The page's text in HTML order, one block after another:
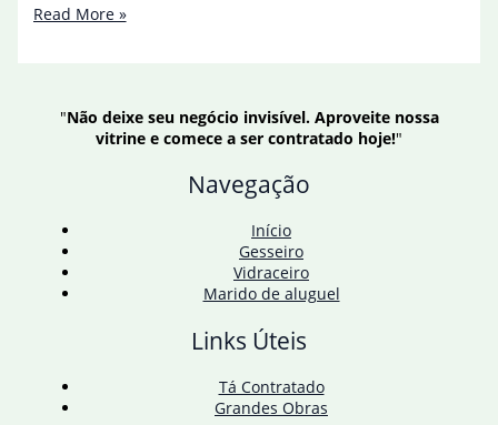
Lula
Read More »
"Não deixe seu negócio invisível. Aproveite nossa
vitrine e comece a ser contratado hoje!"
Navegação
Início
Gesseiro
Vidraceiro
Marido de aluguel
Links Úteis
Tá Contratado
Grandes Obras